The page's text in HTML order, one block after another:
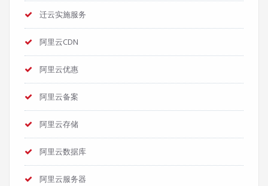
迁云实施服务
阿里云CDN
阿里云优惠
阿里云备案
阿里云存储
阿里云数据库
阿里云服务器